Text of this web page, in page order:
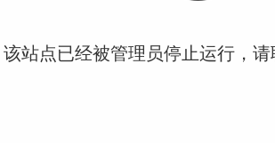
站点已经被管理员停止运行，